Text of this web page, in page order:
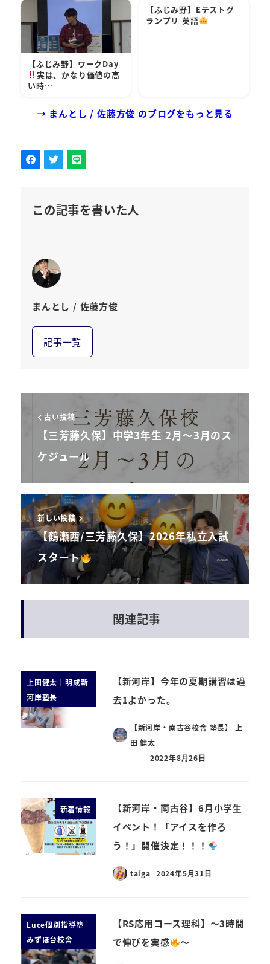
【ふじみ野】ワークDay
実は、かなり価値の高
い時…
【ふじみ野】Eテストグ
ランプリ 英語
→ まんとし / 佐藤方俊 のブログをもっと見る
この記事を書いた人
まんとし / 佐藤方俊
記事一覧
古い投稿
【三芳藤久保】中学3年生 2月～3月のス
ケジュール
新しい投稿
【鶴瀬西/三芳藤久保】2026年私立入試
スタート
関連記事
上田健太｜明成新
河岸塾長
【新河岸】今年の夏期講習は過
去1よかった。
【新河岸・南古谷校舎 塾長】 上
田 健太
2022年8月26日
新着情報
【新河岸・南古谷】6月小学生
イベント！「アイスを作ろ
う！」開催決定！！！
taiga 2024年5月31日
Luce個別指導塾
みずほ台校舎
【RS応用コース理科】～3時間
で伸びを実感
～